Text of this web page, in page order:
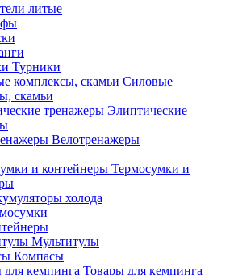
литые
Турники
Силовые
скамьи
Элиптические
Велотренажеры
Термосумки и
холода
Мультитулы
Компасы
Товары для кемпинга